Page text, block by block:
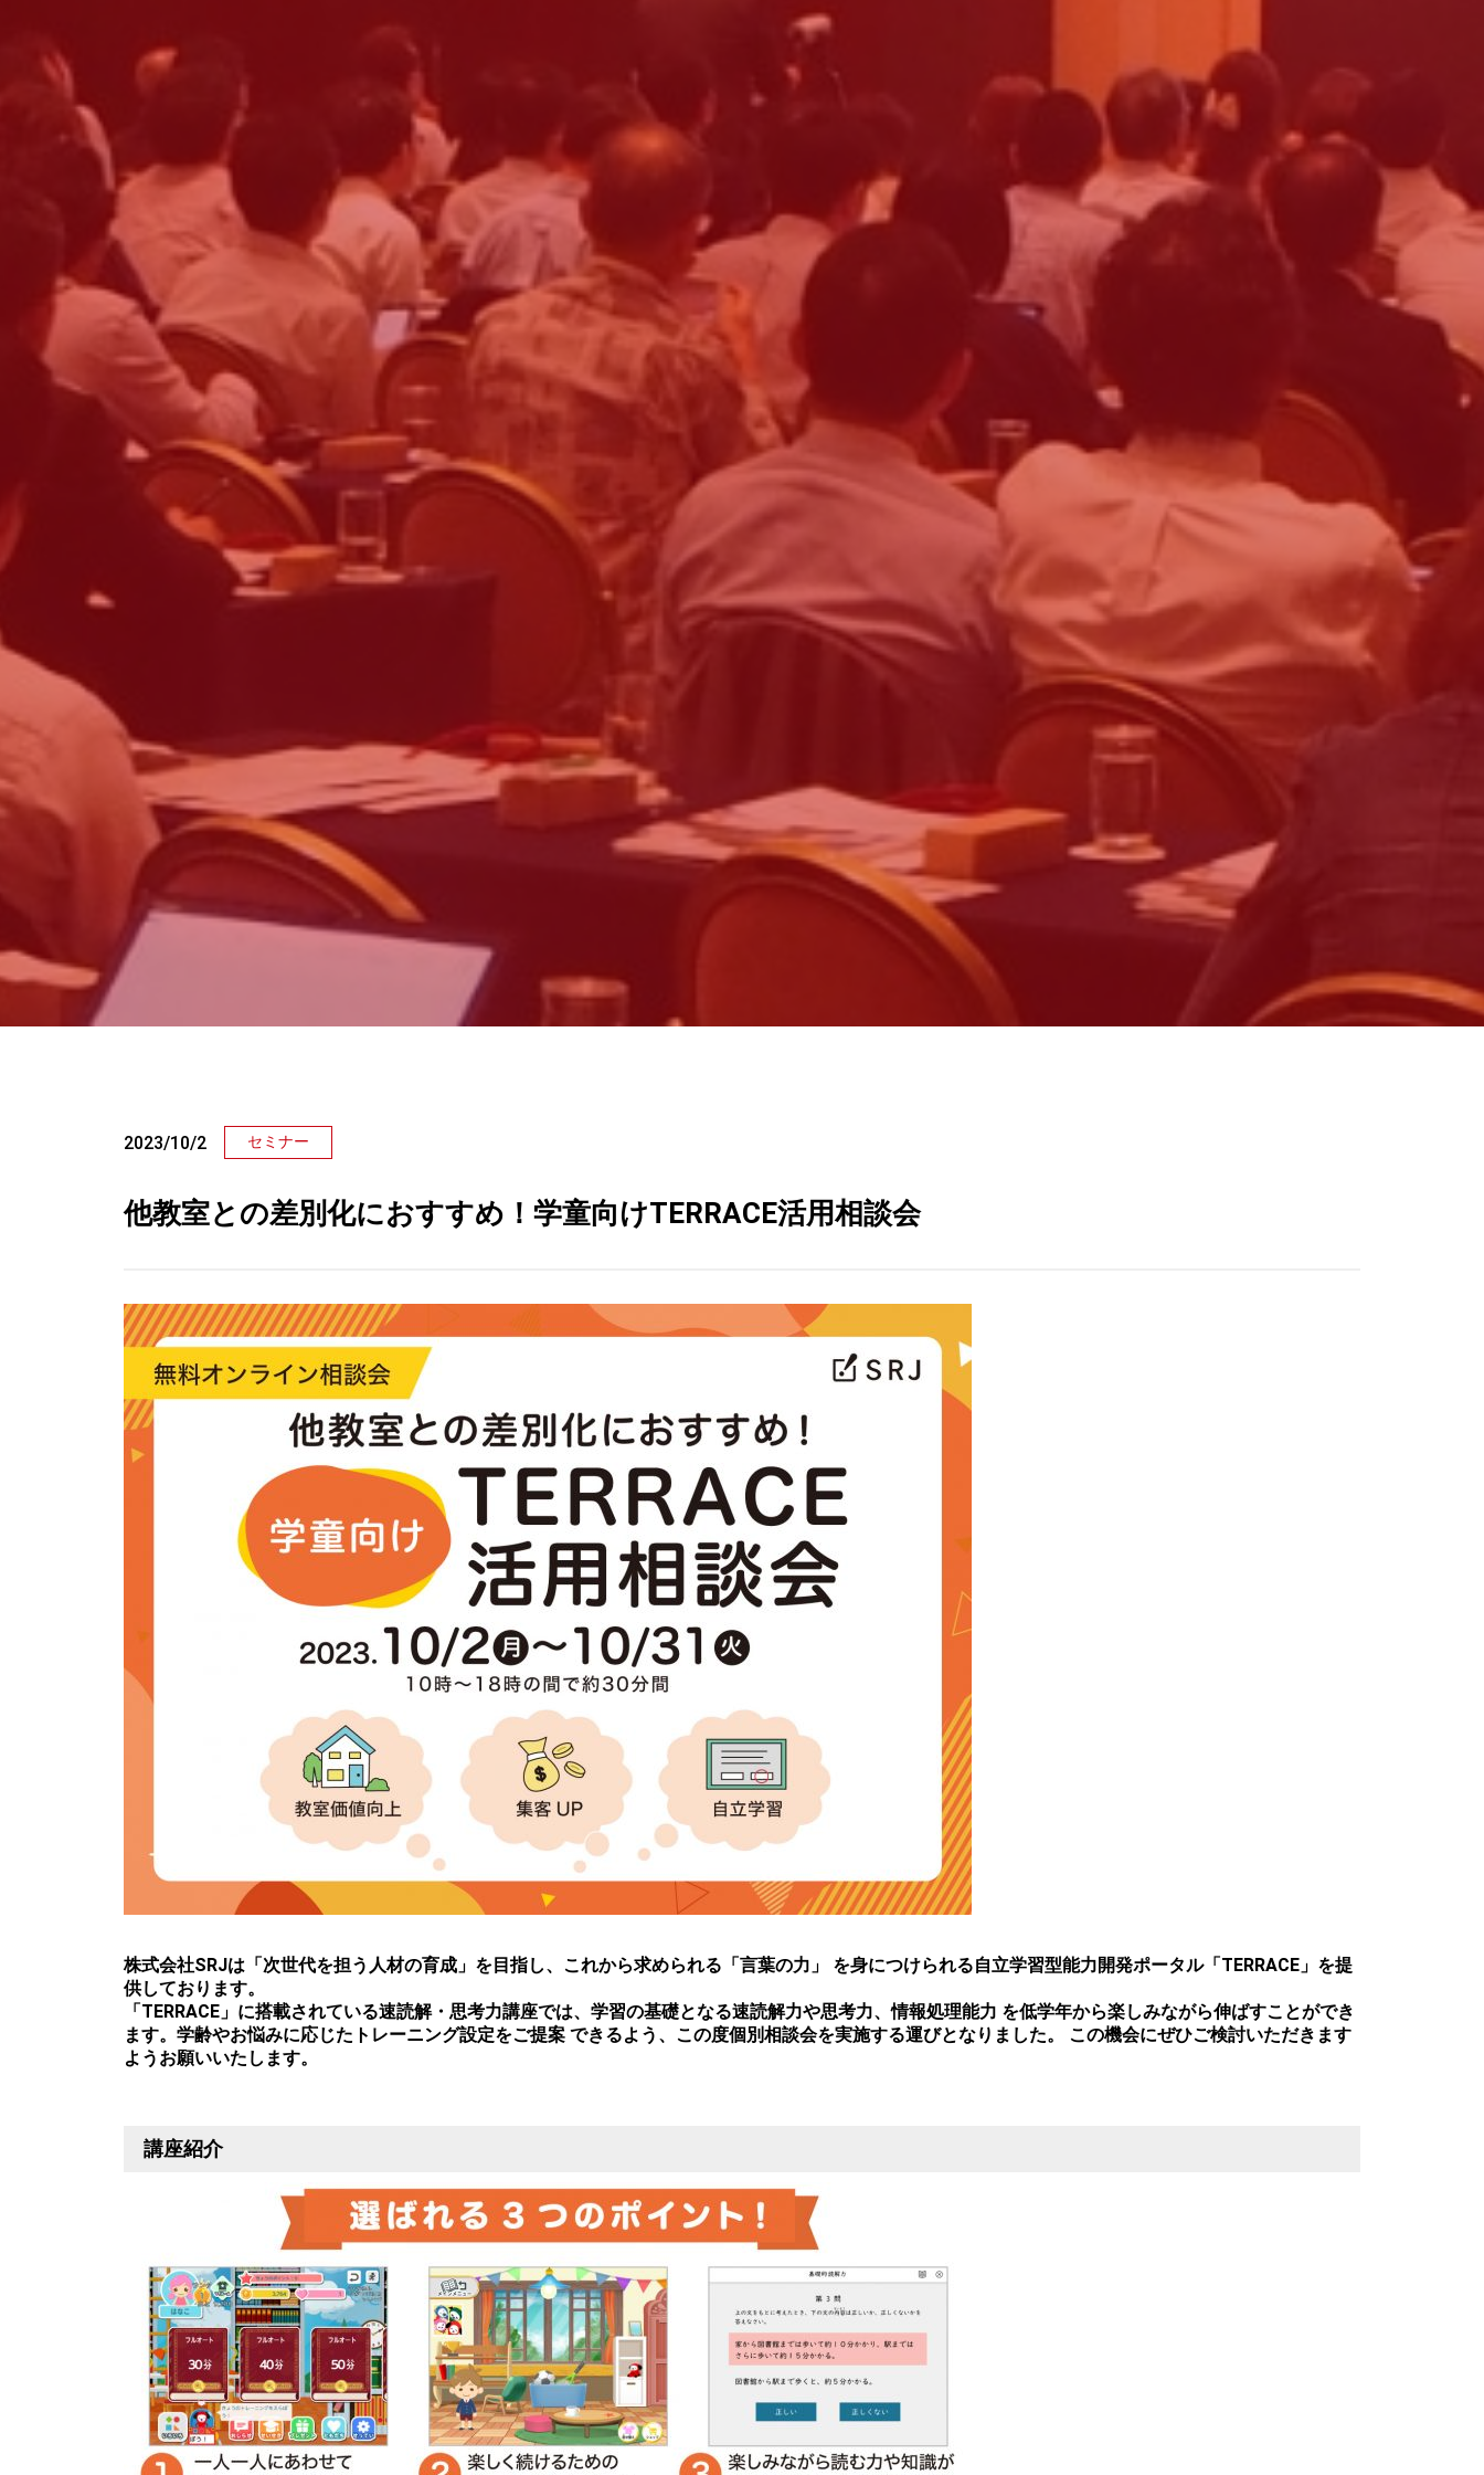
2023/10/2 セミナー
他教室との差別化におすすめ！学童向けTERRACE活用相談会
株式会社SRJは「次世代を担う人材の育成」を目指し、これから求められる「言葉の力」 を身につけられる自立学習型能力開発ポータル「TERRACE」を提
供しております。
「TERRACE」に搭載されている速読解・思考力講座では、学習の基礎となる速読解力や思考力、情報処理能力 を低学年から楽しみながら伸ばすことができ
ます。学齢やお悩みに応じたトレーニング設定をご提案 できるよう、この度個別相談会を実施する運びとなりました。 この機会にぜひご検討いただきます
ようお願いいたします。
講座紹介